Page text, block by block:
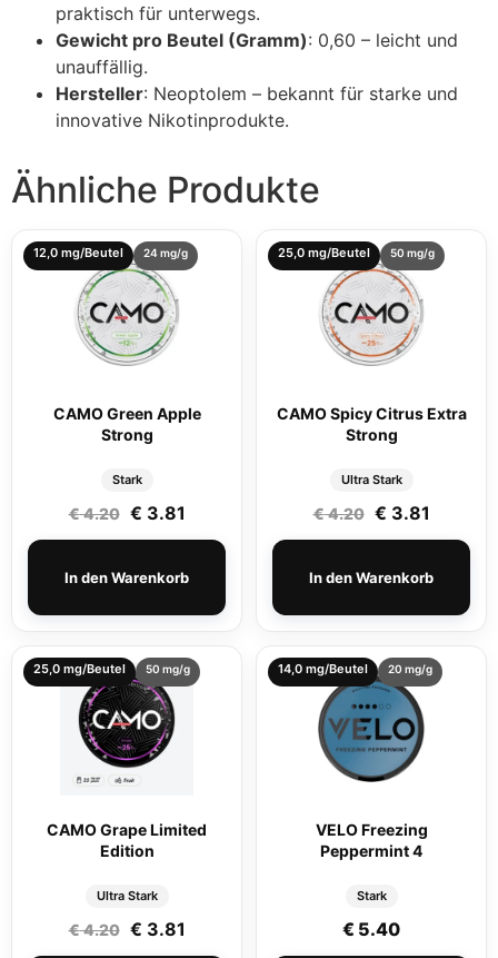
praktisch für unterwegs.
Gewicht pro Beutel (Gramm): 0,60 – leicht und
unauffällig.
Hersteller: Neoptolem – bekannt für starke und
innovative Nikotinprodukte.
Ähnliche Produkte
12,0 mg/Beutel 24 mg/g
CAMO Green Apple
Strong
Stark
€4.20 Ursprünglicher Preis war: € 4.20
€ 3.81 Aktueller Preis ist: € 3.81.
In den Warenkorb
25,0 mg/Beutel 50 mg/g
CAMO Spicy Citrus Extra
Strong
Ultra Stark
€4.20 € 3.81
In den Warenkorb
25,0 mg/Beutel 50 mg/g
CAMO Grape Limited
Edition
Ultra Stark
€4.20 Ursprünglicher Preis war: € 4.20
€ 3.81 Aktueller Preis ist: € 3.81.
14,0 mg/Beutel 20 mg/g
VELO Freezing
Peppermint 4
Stark
€ 5.40